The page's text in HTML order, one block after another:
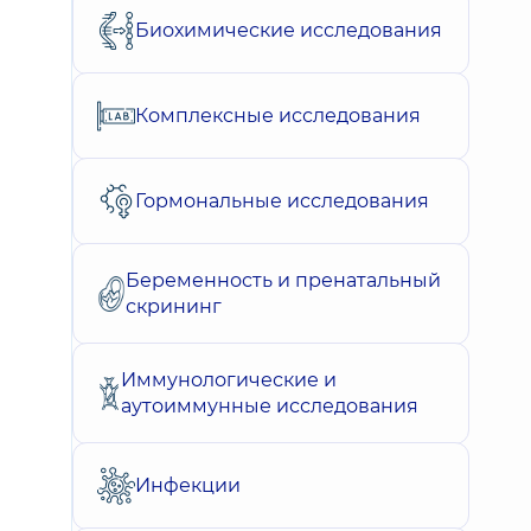
Биохимические исследования
Комплексные исследования
Гормональные исследования
Беременность и пренатальный
скрининг
Иммунологические и
аутоиммунные исследования
Инфекции